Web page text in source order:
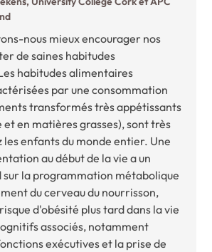
nous mieux encourager nos
de saines habitudes
habitudes alimentaires
par une consommation
transformés très appétissants
et en matières grasses), sont très
les enfants du monde entier. Une
au début de la vie a un
la programmation métabolique
du cerveau du nourrisson,
d'obésité plus tard dans la vie
associés, notamment
exécutives et la prise de